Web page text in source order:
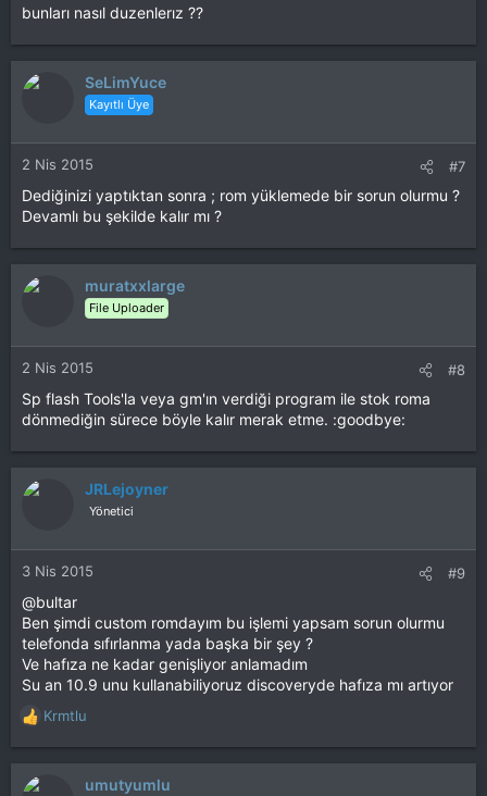
bunları nasıl duzenlerız ??
SeLimYuce
Kayıtlı Üye
2 Nis 2015 #7
Dediğinizi yaptıktan sonra ; rom yüklemede bir sorun olurmu ?
Devamlı bu şekilde kalır mı ?
muratxxlarge
File Uploader
2 Nis 2015 #8
Sp flash Tools'la veya gm'ın verdiği program ile stok roma
dönmediğin sürece böyle kalır merak etme. :goodbye:
JRLejoyner
Yönetici
3 Nis 2015 #9
@bultar
Ben şimdi custom romdayım bu işlemi yapsam sorun olurmu
telefonda sıfırlanma yada başka bir şey ?
Ve hafıza ne kadar genişliyor anlamadım
Su an 10.9 unu kullanabiliyoruz discoveryde hafıza mı artıyor
T
e
p
k
Krmtlu
umutyumlu